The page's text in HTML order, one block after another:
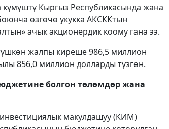
Кыргыз Республикасында жана
өзгөчө укукка АКСККтын
ачык акционердик коому гана ээ.
жалпы киреше 986,5 миллион
856,0 миллион долларды түзгөн.
болгон төлөмдөр жана
макулдашуу (КИМ)